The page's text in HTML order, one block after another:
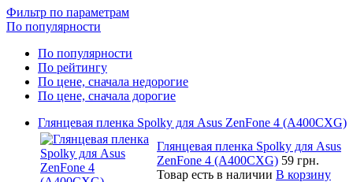
Фильтр по параметрам
По популярности
По популярности
По рейтингу
По цене, сначала недорогие
По цене, сначала дорогие
Глянцевая пленка Spolky для Asus ZenFone 4 (A400CXG)
Глянцевая пленка Spolky для Asus
ZenFone 4 (A400CXG) 59 грн.
Товар есть в наличии В корзину